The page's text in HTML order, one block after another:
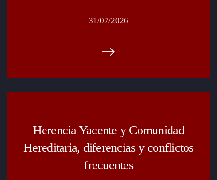
31/07/2026
Herencia Yacente y Comunidad
Hereditaria, diferencias y conflictos
frecuentes